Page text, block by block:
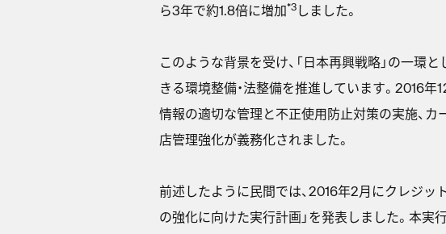
ら3年で約1.8倍に増加*3 しました。
このような背景を受け、「日本再興戦略」の一環
きる環境整備・法整備を推進しています。2016年
情報の適切な管理と不正使用防止対策の実施、カ
店管理強化が義務化されました。
前述したように民間では、2016年2月にクレジッ
の強化に向けた実行計画」を発表しました。本